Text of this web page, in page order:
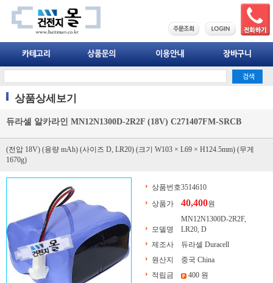
상품상세보기
듀라셀 알카라인 MN12N1300D-2R2F (18V) C271407FM-SRCB
(전압 18V) (용량 mAh) (사이즈 D, LR20) (크기 W103 × L69 × H124.5mm) (무게
1670g)
상품번호3514610
상품가
40,400원
모델명
MN12N1300D-2R2F,
LR20, D
제조사
듀라셀 Duracell
원산지
중국 China
적립금
400 원